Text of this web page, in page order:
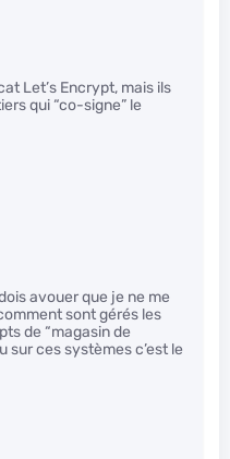
Let’s Encrypt, mais ils
qui “co-signe” le
avouer que je ne me
sont gérés les
de “magasin de
sur ces systèmes c’est le